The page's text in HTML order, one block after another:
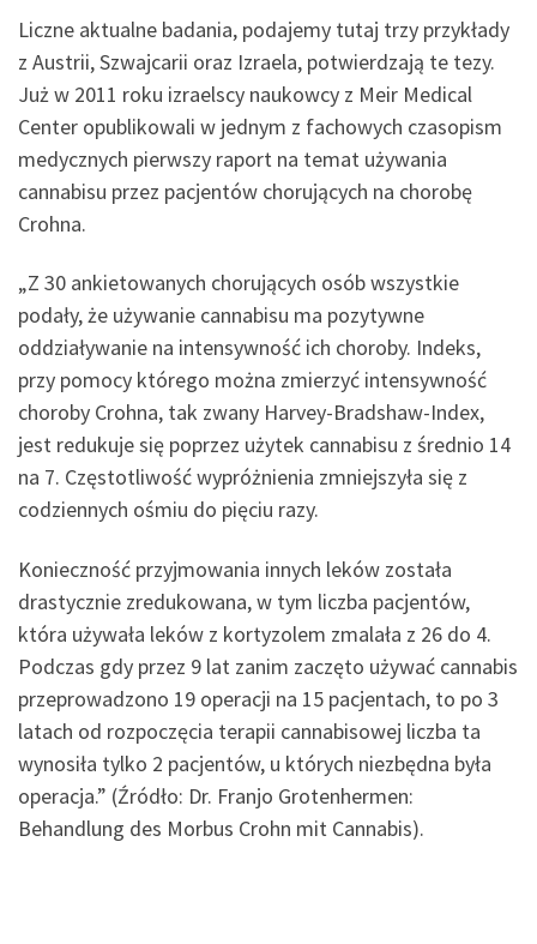
Liczne aktualne badania, podajemy tutaj trzy przykłady
z Austrii, Szwajcarii oraz Izraela, potwierdzają te tezy.
Już w 2011 roku izraelscy naukowcy z Meir Medical
Center opublikowali w jednym z fachowych czasopism
medycznych pierwszy raport na temat używania
cannabisu przez pacjentów chorujących na chorobę
Crohna.
„Z 30 ankietowanych chorujących osób wszystkie
podały, że używanie cannabisu ma pozytywne
oddziaływanie na intensywność ich choroby. Indeks,
przy pomocy którego można zmierzyć intensywność
choroby Crohna, tak zwany Harvey-Bradshaw-Index,
jest redukuje się poprzez użytek cannabisu z średnio 14
na 7. Częstotliwość wypróżnienia zmniejszyła się z
codziennych ośmiu do pięciu razy.
Konieczność przyjmowania innych leków została
drastycznie zredukowana, w tym liczba pacjentów,
która używała leków z kortyzolem zmalała z 26 do 4.
Podczas gdy przez 9 lat zanim zaczęto używać cannabis
przeprowadzono 19 operacji na 15 pacjentach, to po 3
latach od rozpoczęcia terapii cannabisowej liczba ta
wynosiła tylko 2 pacjentów, u których niezbędna była
operacja.” (Źródło: Dr. Franjo Grotenhermen:
Behandlung des Morbus Crohn mit Cannabis).